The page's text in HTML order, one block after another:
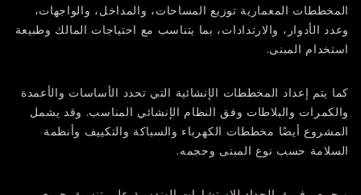
المخططات المعمارية توزيع المساحات، والمداخل، والواجهات،
وعدد الأدوار، والارتدادات، بما يتناسب مع احتياجات المالك وطبيعة
استخدام المبنى.
كما يتم إعداد المخططات الإنشائية التي تحدد الأساسات والأعمدة
والكمرات والبلاطات وفق النظام الإنشائي المناسب. وقد يشمل
المشروع أيضًا مخططات الكهرباء والسباكة والتكييف وأنظمة
السلامة حسب نوع المبنى وحجمه.